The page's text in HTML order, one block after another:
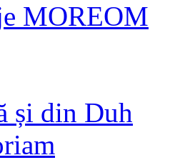
MOREOM
și din Duh